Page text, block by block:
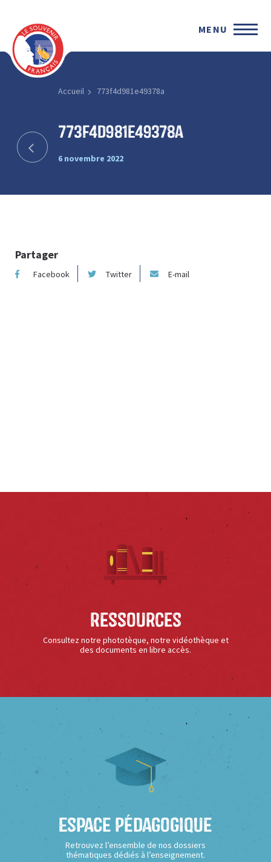
MENU
Accueil 773f4d981e49378a
773f4d981e49378a
6 novembre 2022
Partager
Facebook Twitter E-mail
Ressources
Consultez notre phototèque, notre vidéothèque et
des documents en libre accès.
Espace Pédagogique
Retrouvez l’ensemble de nos dossiers
thématiques dédiés à l’enseignement.